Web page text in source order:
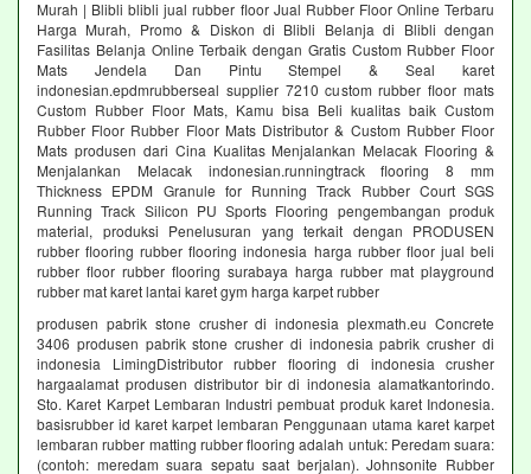
Murah | Blibli blibli jual rubber floor Jual Rubber Floor Online Terbaru
Harga Murah, Promo & Diskon di Blibli Belanja di Blibli dengan
Fasilitas Belanja Online Terbaik dengan Gratis Custom Rubber Floor
Mats Jendela Dan Pintu Stempel & Seal karet
indonesian.epdmrubberseal supplier 7210 custom rubber floor mats
Custom Rubber Floor Mats, Kamu bisa Beli kualitas baik Custom
Rubber Floor Rubber Floor Mats Distributor & Custom Rubber Floor
Mats produsen dari Cina Kualitas Menjalankan Melacak Flooring &
Menjalankan Melacak indonesian.runningtrack flooring 8 mm
Thickness EPDM Granule for Running Track Rubber Court SGS
Running Track Silicon PU Sports Flooring pengembangan produk
material, produksi Penelusuran yang terkait dengan PRODUSEN
rubber flooring rubber flooring indonesia harga rubber floor jual beli
rubber floor rubber flooring surabaya harga rubber mat playground
rubber mat karet lantai karet gym harga karpet rubber
produsen pabrik stone crusher di indonesia plexmath.eu Concrete
3406 produsen pabrik stone crusher di indonesia pabrik crusher di
indonesia LimingDistributor rubber flooring di indonesia crusher
hargaalamat produsen distributor bir di indonesia alamatkantorindo.
Sto. Karet Karpet Lembaran Industri pembuat produk karet Indonesia.
basisrubber id karet karpet lembaran Penggunaan utama karet karpet
lembaran rubber matting rubber flooring adalah untuk: Peredam suara:
(contoh: meredam suara sepatu saat berjalan). Johnsonite Rubber